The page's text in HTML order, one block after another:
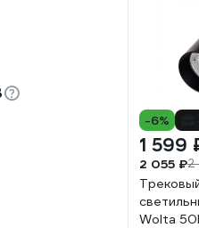
-6%
1 599
2 055 ₽2
Wolta